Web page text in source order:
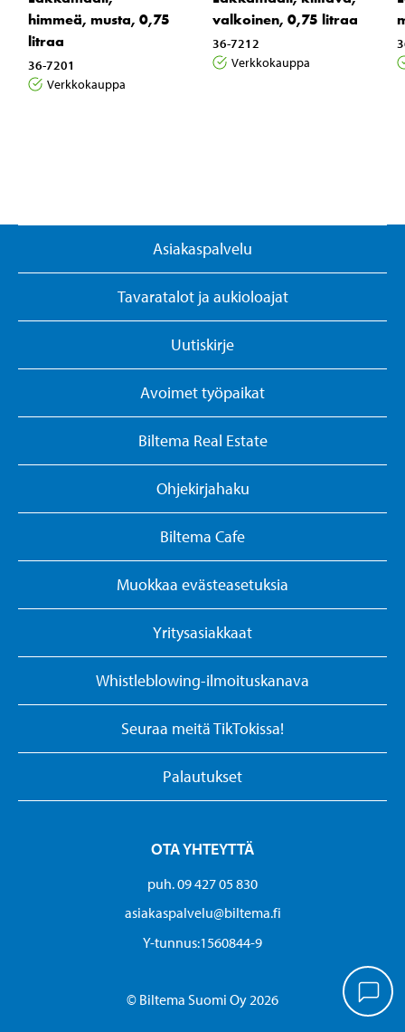
himmeä, musta, 0,75
litraa
36-7201
Verkkokauppa
valkoinen, 0,75 litraa
36-7212
Verkkokauppa
Asiakaspalvelu
Tavaratalot ja aukioloajat
Uutiskirje
Avoimet työpaikat
Biltema Real Estate
Ohjekirjahaku
Biltema Cafe
Muokkaa evästeasetuksia
Yritysasiakkaat
Whistleblowing-ilmoituskanava
Seuraa meitä TikTokissa!
Palautukset
OTA YHTEYTTÄ
puh. 09 427 05 830
asiakaspalvelu@biltema.fi
Y-tunnus:1560844-9
© Biltema Suomi Oy 2026